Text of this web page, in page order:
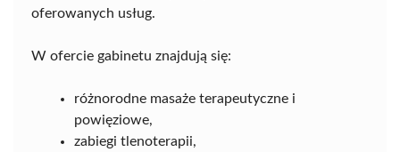
oferowanych usług.
W ofercie gabinetu znajdują się:
różnorodne masaże terapeutyczne i
powięziowe,
zabiegi tlenoterapii,